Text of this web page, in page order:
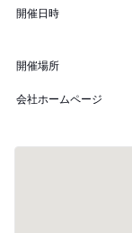
開催日時
開催場所
会社ホームページ